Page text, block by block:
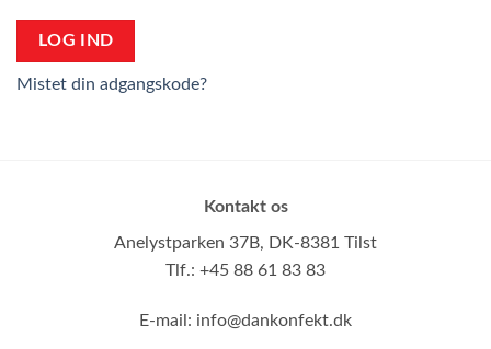
LOG IND
Mistet din adgangskode?
Kontakt os
Anelystparken 37B, DK-8381 Tilst
Tlf.: +45 88 61 83 83
E-mail: info@dankonfekt.dk